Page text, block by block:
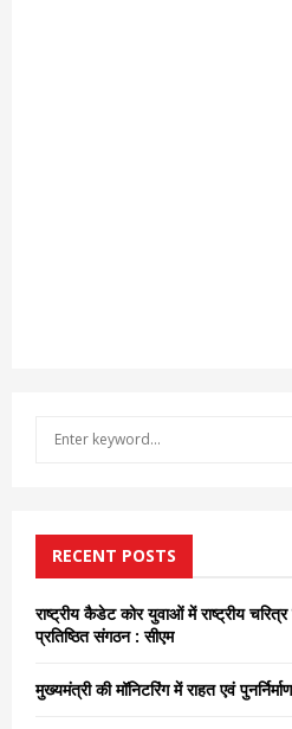
f
r
RECENT POSTS
राष्ट्रीय कैडेट कोर युवाओं में राष्ट्रीय
प्रतिष्ठित संगठन : सीएम
मुख्यमंत्री की मॉनिटरिंग में राहत एवं